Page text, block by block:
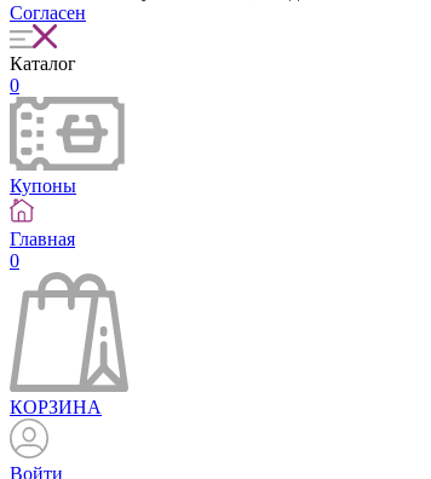
Согласен
Каталог
0
Купоны
Главная
0
КОРЗИНА
Войти